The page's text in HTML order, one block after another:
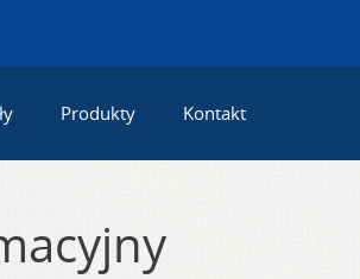
Produkty Kontakt